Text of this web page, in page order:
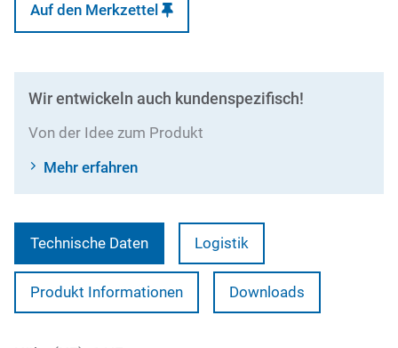
Auf den Merkzettel
Wir entwickeln auch kundenspezifisch!
Von der Idee zum Produkt
Mehr erfahren
Technische Daten Logistik
Produkt Informationen Downloads